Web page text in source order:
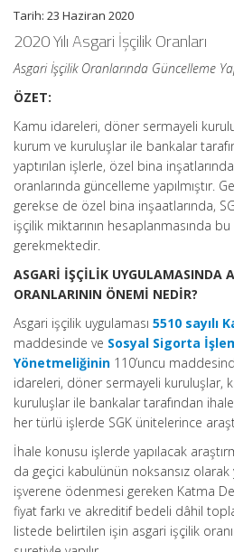
Tarih: 23 Haziran 2020
2020 Yılı Asgari İşçilik Oranları
Asgari İşçilik Oranlarında Güncelleme
ÖZET:
Kamu idareleri, döner sermayeli
kurum ve kuruluşlar ile bankalar
yaptırılan işlerle, özel bina
oranlarında güncelleme yapılmıştır.
gerekse de özel bina inşaatlarında,
işçilik miktarının hesaplanmasında bu
gerekmektedir.
ASGARİ İŞÇİLİK UYGULAMASINDA
ORANLARININ ÖNEMİ NEDİR?
Asgari işçilik uygulaması 5510 sayılı
maddesinde ve Sosyal Sigorta
Yönetmeliğinin 110’uncu
idareleri, döner sermayeli kuruluşlar,
kuruluşlar ile bankalar tarafından
her türlü işlerde SGK ünitelerince
İhale konusu işlerde yapılacak
da geçici kabulünün noksansız olarak
işverene ödenmesi gereken Katma
fiyat farkı ve akreditif bedeli dâhil
listede belirtilen işin asgari işçilik